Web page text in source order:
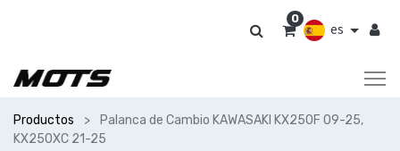
es
0
Productos
Palanca de Cambio KAWASAKI KX250F 09-25,
KX250XC 21-25